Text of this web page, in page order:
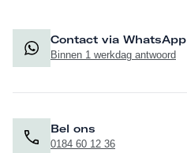
Contact via WhatsApp
Binnen 1 werkdag antwoord
Bel ons
0184 60 12 36